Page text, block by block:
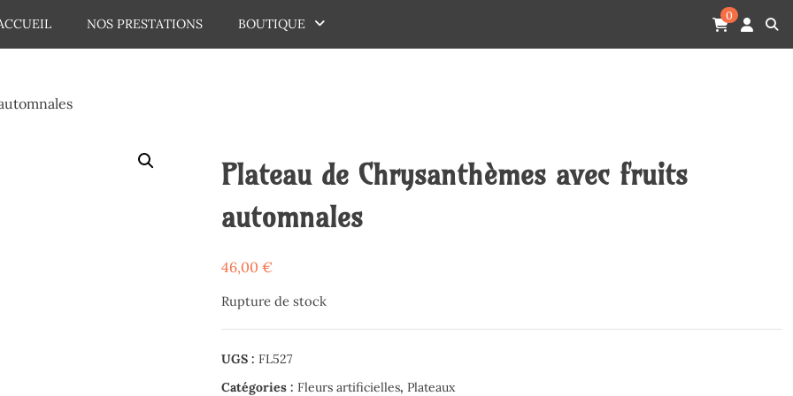
NOS PRESTATIONS BOUTIQUE
0
Plateau de Chrysanthèmes avec fruits
automnales
46,00€
Rupture de stock
UGS :FL527
Catégories :Fleurs artificielles,Plateaux